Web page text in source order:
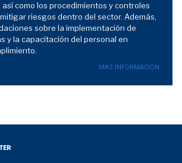
como los procedimientos y controles
riesgos dentro del sector. Además,
sobre la implementación de
y la capacitación del personal en
MAS INFORMACIÓN